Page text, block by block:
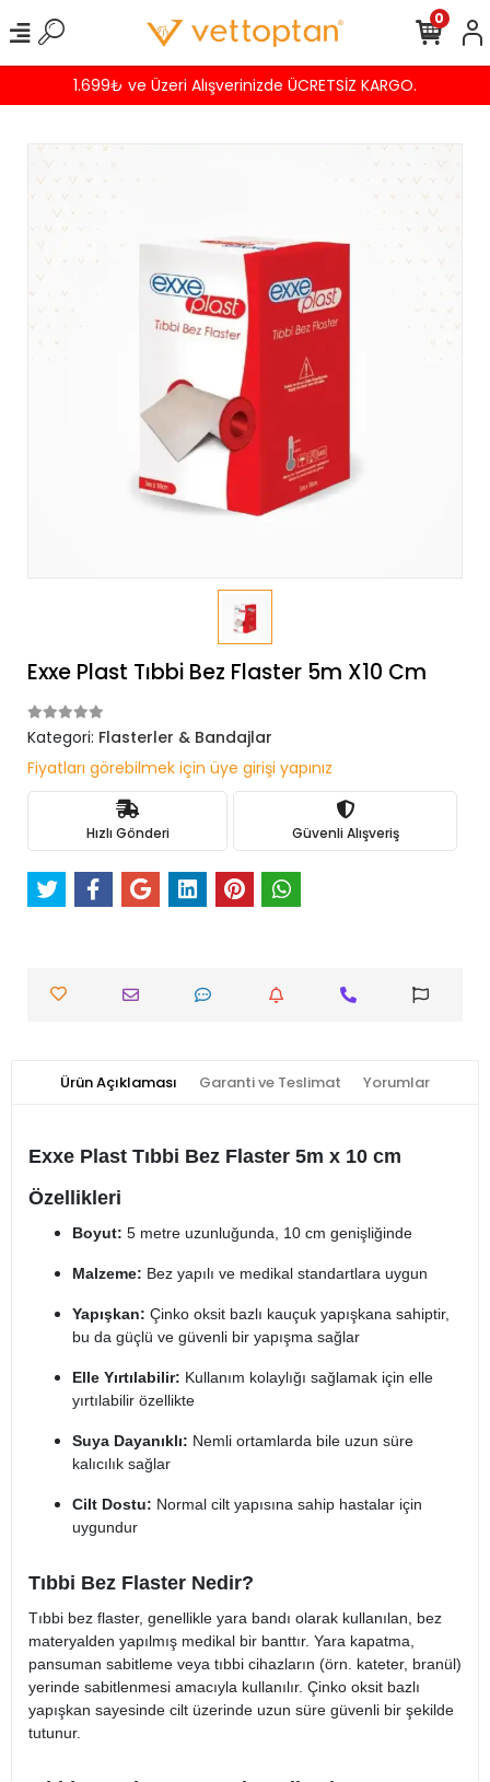
1.699₺ ve Üzeri Alışverinizde ÜCRETSİZ KARGO.
0
Exxe Plast Tıbbi Bez Flaster 5m X10 Cm
Kategori: Flasterler & Bandajlar
Fiyatları görebilmek için üye girişi yapınız
Hızlı Gönderi Güvenli Alışveriş
Ürün Açıklaması Garanti ve Teslimat Yorumlar
Exxe Plast Tıbbi Bez Flaster 5m x 10 cm
Özellikleri
Boyut: 5 metre uzunluğunda, 10 cm genişliğinde
Malzeme: Bez yapılı ve medikal standartlara uygun
Yapışkan: Çinko oksit bazlı kauçuk yapışkana sahiptir,
bu da güçlü ve güvenli bir yapışma sağlar
Elle Yırtılabilir: Kullanım kolaylığı sağlamak için elle
yırtılabilir özellikte
Suya Dayanıklı: Nemli ortamlarda bile uzun süre
kalıcılık sağlar
Cilt Dostu: Normal cilt yapısına sahip hastalar için
uygundur
Tıbbi Bez Flaster Nedir?
Tıbbi bez flaster, genellikle yara bandı olarak kullanılan, bez
materyalden yapılmış medikal bir banttır. Yara kapatma,
pansuman sabitleme veya tıbbi cihazların (örn. kateter, branül)
yerinde sabitlenmesi amacıyla kullanılır. Çinko oksit bazlı
yapışkan sayesinde cilt üzerinde uzun süre güvenli bir şekilde
tutunur.